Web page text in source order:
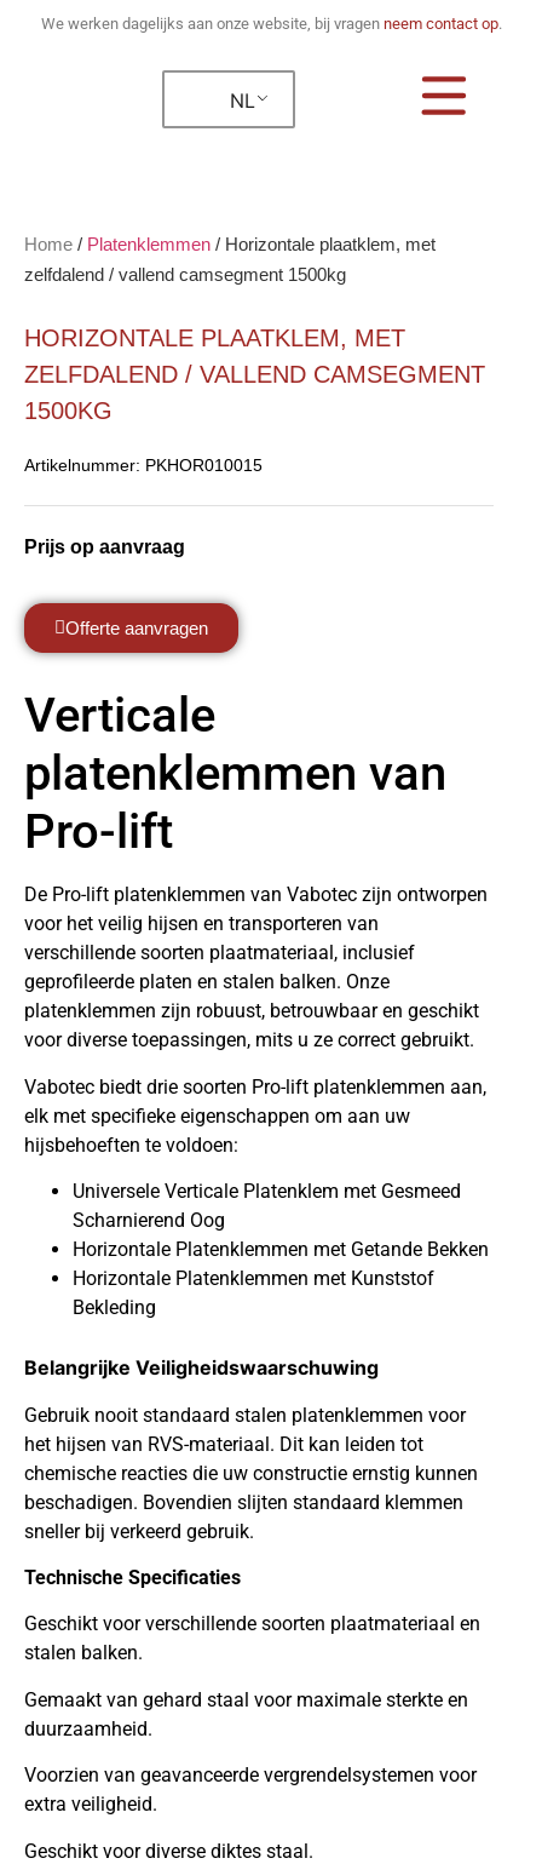
We werken dagelijks aan onze website, bij vragen neem contact op.
NL
Home / Platenklemmen / Horizontale plaatklem, met
zelfdalend / vallend camsegment 1500kg
HORIZONTALE PLAATKLEM, MET
ZELFDALEND / VALLEND CAMSEGMENT
1500KG
Artikelnummer: PKHOR010015
Prijs op aanvraag
Offerte aanvragen
Verticale
platenklemmen van
Pro-lift
De Pro-lift platenklemmen van Vabotec zijn ontworpen
voor het veilig hijsen en transporteren van
verschillende soorten plaatmateriaal, inclusief
geprofileerde platen en stalen balken. Onze
platenklemmen zijn robuust, betrouwbaar en geschikt
voor diverse toepassingen, mits u ze correct gebruikt.
Vabotec biedt drie soorten Pro-lift platenklemmen aan,
elk met specifieke eigenschappen om aan uw
hijsbehoeften te voldoen:
Universele Verticale Platenklem met Gesmeed
Scharnierend Oog
Horizontale Platenklemmen met Getande Bekken
Horizontale Platenklemmen met Kunststof
Bekleding
Belangrijke Veiligheidswaarschuwing
Gebruik nooit standaard stalen platenklemmen voor
het hijsen van RVS-materiaal. Dit kan leiden tot
chemische reacties die uw constructie ernstig kunnen
beschadigen. Bovendien slijten standaard klemmen
sneller bij verkeerd gebruik.
Technische Specificaties
Geschikt voor verschillende soorten plaatmateriaal en
stalen balken.
Gemaakt van gehard staal voor maximale sterkte en
duurzaamheid.
Voorzien van geavanceerde vergrendelsystemen voor
extra veiligheid.
Geschikt voor diverse diktes staal.